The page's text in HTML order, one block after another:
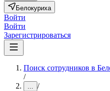
Белокуриха
Войти
Войти
Зарегистрироваться
Поиск сотрудников в
/
... /